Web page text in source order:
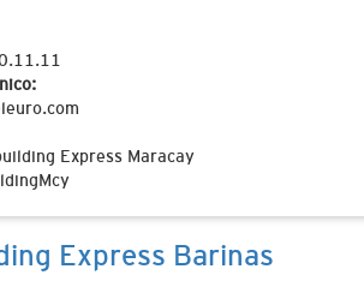
Express Maracay
Express Barinas